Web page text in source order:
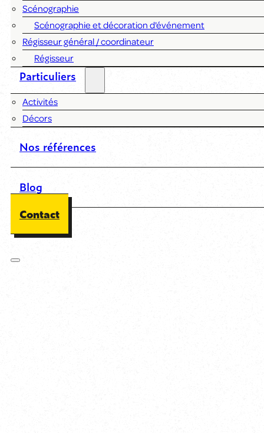
Scénographie
Scénographie et décoration d'événement
Régisseur général / coordinateur
Régisseur
Particuliers
Activités
Décors
Nos références
Blog
Contact